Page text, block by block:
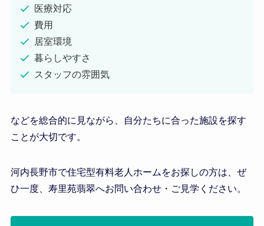
医療対応
費用
居室環境
暮らしやすさ
スタッフの雰囲気
などを総合的に見ながら、自分たちに合った施設を探す
ことが大切です。
河内長野市で住宅型有料老人ホームをお探しの方は、ぜ
ひ一度、寿里苑翡翠へお問い合わせ・ご見学ください。